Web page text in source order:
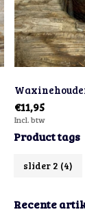
€11,95
Incl. btw
Product tags
slider 2 (4)
Recente